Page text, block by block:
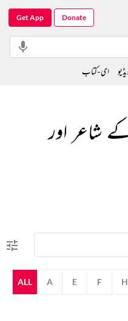
شاعر اور
ALL A E F H
Get App Donate
ای-کتاب